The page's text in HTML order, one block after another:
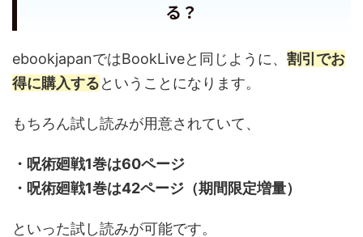
る？
ebookjapanではBookLiveと同じように、 割引でお
得に購入するということになります。
もちろん試し読みが用意されていて、
・呪術廻戦1巻は60ページ
・呪術廻戦1巻は42ページ（期間限定増量）
といった試し読みが可能です。